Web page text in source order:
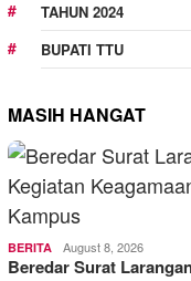
TAHUN 2024
BUPATI TTU
MASIH HANGAT
BERITA August 8, 2026
Beredar Surat